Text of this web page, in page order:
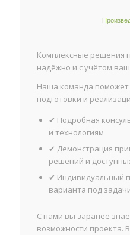
Комплексные решения
надёжно и с учётом
Наша команда поможет
подготовки и
✔ Подробная
и технологиям
✔ Демонстрация
решений и
✔ Индивидуальный
варианта под
С нами вы заранее
возможности проекта.